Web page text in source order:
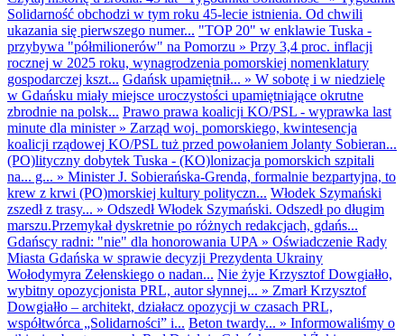
Solidarność obchodzi w tym roku 45-lecie istnienia. Od chwili
ukazania się pierwszego numer... "TOP 20" w enklawie Tuska -
przybywa "półmilionerów" na Pomorzu » Przy 3,4 proc. inflacji
rocznej w 2025 roku, wynagrodzenia pomorskiej nomenklatury
gospodarczej kszt... Gdańsk upamiętnił... » W sobotę i w niedzielę
w Gdańsku miały miejsce uroczystości upamiętniające okrutne
zbrodnie na polsk... Prawo prawa koalicji KO/PSL - wyprawka last
minute dla minister» Zarząd woj. pomorskiego, kwintesencja
koalicji rządowej KO/PSL tuż przed powołaniem Jolanty Sobieran...
(PO)lityczny dobytek Tuska - (KO)lonizacja pomorskich szpitali
na... g... » Minister J. Sobierańska-Grenda, formalnie bezpartyjna, to
krew z krwi (PO)morskiej kultury polityczn... Włodek Szymański
zszedł z trasy... » Odszedł Włodek Szymański. Odszedł po długim
marszu.Przemykał dyskretnie po różnych redakcjach, gdańs...
Gdańscy radni: "nie" dla honorowania UPA » Oświadczenie Rady
Miasta Gdańska w sprawie decyzji Prezydenta Ukrainy
Wołodymyra Zełenskiego o nadan... Nie żyje Krzysztof Dowgiałło,
wybitny opozycjonista PRL, autor słynnej... » Zmarł Krzysztof
Dowgiałło – architekt, działacz opozycji w czasach PRL,
współtwórca „Solidarności” i... Beton twardy... » Informowaliśmy o